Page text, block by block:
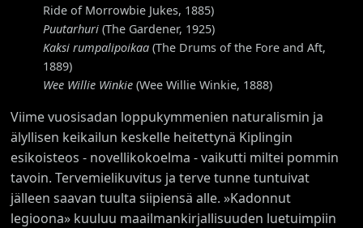
Ride of Morrowbie Jukes, 1885)
Puutarhuri (The Gardener, 1925)
Kaksi rumpalipoikaa (The Drums of the Fore and Aft,
1889)
Wee Willie Winkie (Wee Willie Winkie, 1888)
Viime vuosisadan loppukymmenien naturalismin ja
älyllisen keikailun keskelle heitettynä Kiplingin
esikoisteos - novellikokoelma - vaikutti miltei pommin
tavoin. Tervemielikuvitus ja terve tunne tuntuivat
jälleen saavan tuulta siipiensä alle. »Kadonnut
legioona» kuuluu maailmankirjallisuuden luetuimpiin